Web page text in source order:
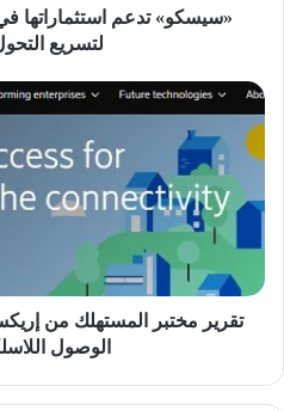
الرقمي«سيسكو» تدعم استثماراتها
لتسريع
تقرير
مختبر
المستهلك
إريكسون:
السعودية
الوصول
اللاسلكي
تقرير مختبر المستهلك من
الوصول